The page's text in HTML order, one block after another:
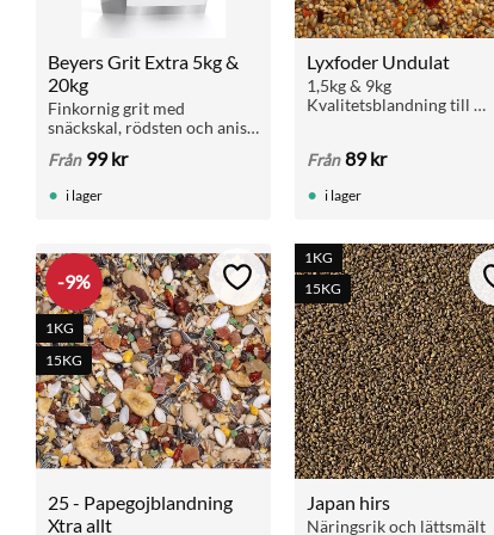
Beyers Grit Extra 5kg &
20kg
Finkornig grit med
snäckskal, rödsten och anis.
benstyrka och äggskal. Ges
och 20 kg.
Från 99kr
i lager
Lyxfoder Undulat
1,5kg & 9kg
Kvalitetsblandning till
ingredienser och "extra
Från 89kr
i lager
25 - Papegojblandning
Xtra allt
9%
1KG
15KG
Lägg till i favoriter
Japan hirs
Näringsrik och lättsmält
1KG
15KG